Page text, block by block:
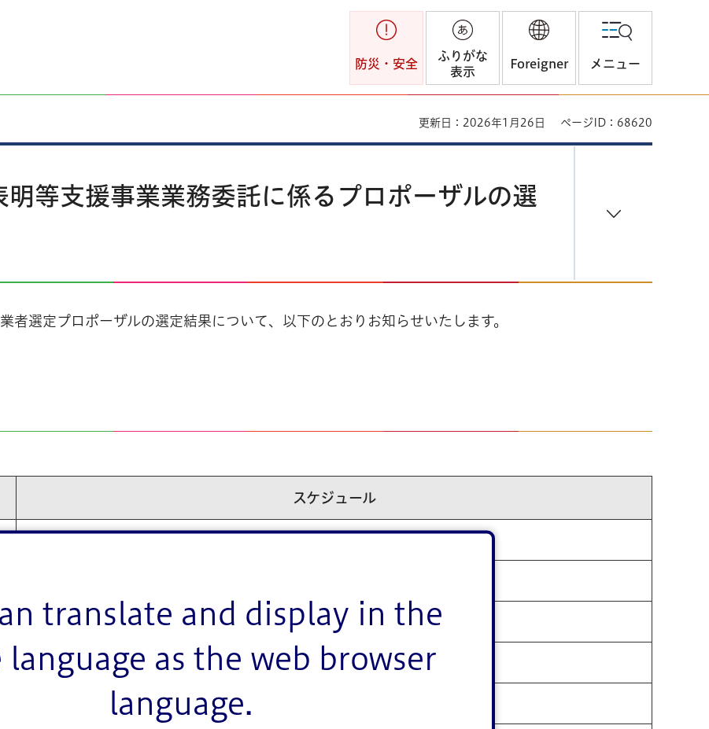
translate and display in the
language as the web browser
language.
防災・安全
ふりがな
表示
Foreigner メニュー
更新日：2026年1月26日 ページID：68620
等支援事業業務委託に係るプロポーザルの選
者選定プロポーザルの選定結果について、以下のとおりお知らせいたします。
スケジュール
令和7年12月1日(月曜日)から令和7年12月15日(月曜日)午後5時まで
令和7年12月22日(月曜日)から令和8年1月7日(水曜日)午後5時まで
令和8年1月20日(火曜日)